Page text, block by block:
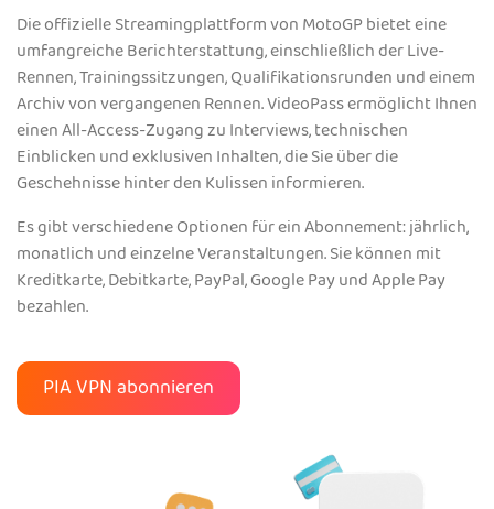
Die offizielle Streamingplattform von MotoGP bietet eine
umfangreiche Berichterstattung, einschließlich der Live-
Rennen, Trainingssitzungen, Qualifikationsrunden und einem
Archiv von vergangenen Rennen. VideoPass ermöglicht Ihnen
einen All-Access-Zugang zu Interviews, technischen
Einblicken und exklusiven Inhalten, die Sie über die
Geschehnisse hinter den Kulissen informieren.
Es gibt verschiedene Optionen für ein Abonnement: jährlich,
monatlich und einzelne Veranstaltungen. Sie können mit
Kreditkarte, Debitkarte, PayPal, Google Pay und Apple Pay
bezahlen.
PIA VPN abonnieren